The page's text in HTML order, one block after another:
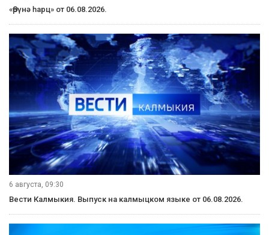
«Өрүнә һарц» от 06.08.2026.
6 августа, 09:30
Вести Калмыкия. Выпуск на калмыцком языке от 06.08.2026.